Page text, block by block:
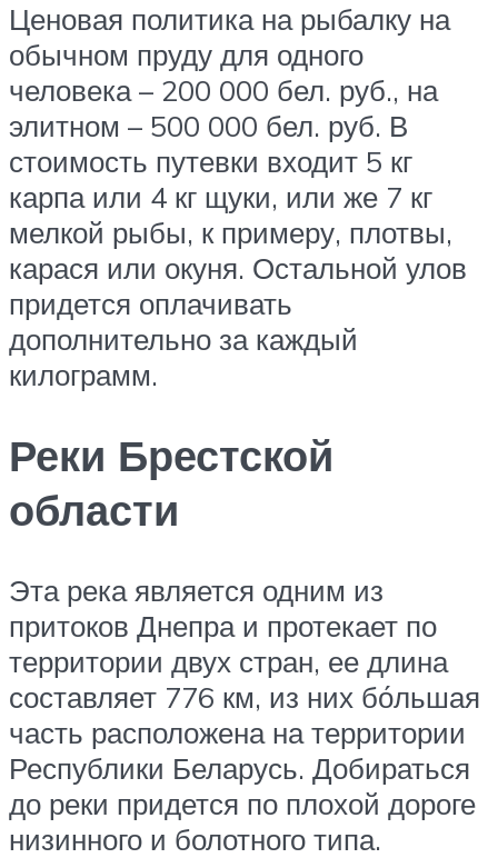
Ценовая политика на рыбалку на
обычном пруду для одного
человека – 200 000 бел. руб., на
элитном – 500 000 бел. руб. В
стоимость путевки входит 5 кг
карпа или 4 кг щуки, или же 7 кг
мелкой рыбы, к примеру, плотвы,
карася или окуня. Остальной улов
придется оплачивать
дополнительно за каждый
килограмм.
Реки Брестской
области
Эта река является одним из
притоков Днепра и протекает по
территории двух стран, ее длина
составляет 776 км, из них бо́льшая
часть расположена на территории
Республики Беларусь. Добираться
до реки придется по плохой дороге
низинного и болотного типа.